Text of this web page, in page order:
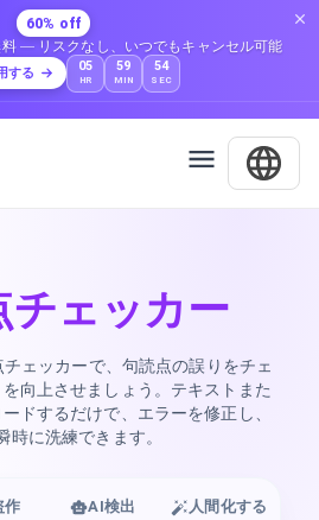
60% off
— リスクなし、いつでもキャンセル可能
する 05
HR
59
MIN
52
SEC
チェッカー
ェッカーで、句読点の誤りをチェ
向上させましょう。テキストまた
ドするだけで、エラーを修正し、
時に洗練できます。
作 AI検出 人間化する